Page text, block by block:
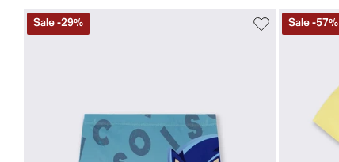
Sale-29% Sale-57%